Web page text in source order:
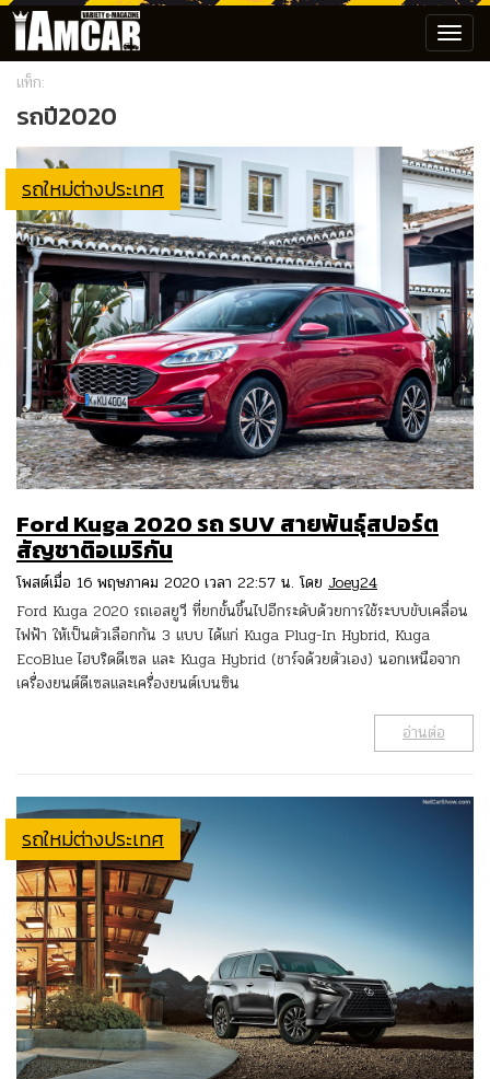
แท็ก:
รถปี2020
รถใหม่ต่างประเทศ
Ford Kuga 2020 รถ SUV สายพันธุ์สปอร์ต
สัญชาติอเมริกัน
โพสต์เมื่อ 16 พฤษภาคม 2020 เวลา 22:57 น. โดย Joey24
Ford Kuga 2020 รถเอสยูวี ที่ยกขั้นขึ้นไปอีกระดับด้วยการใช้ระบบขับเคลื่อน
ไฟฟ้า ให้เป็นตัวเลือกกัน 3 แบบ ได้แก่ Kuga Plug-In Hybrid, Kuga
EcoBlue ไฮบริดดีเซล และ Kuga Hybrid (ชาร์จด้วยตัวเอง) นอกเหนือจาก
เครื่องยนต์ดีเซลและเครื่องยนต์เบนซิน
อ่านต่อ
รถใหม่ต่างประเทศ